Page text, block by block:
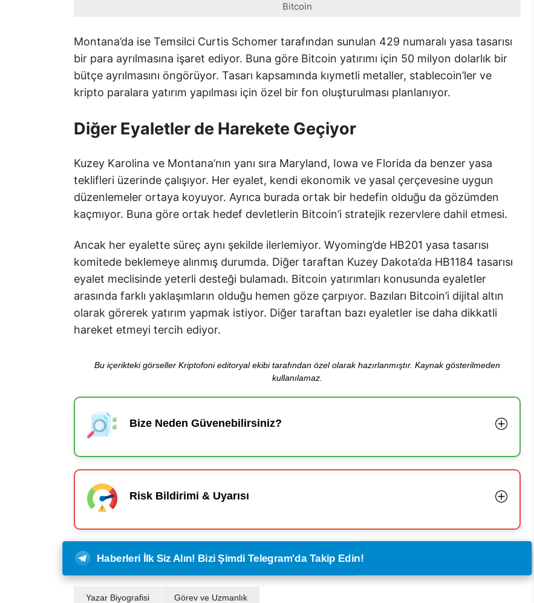
Bitcoin
Montana’da ise Temsilci Curtis Schomer tarafından sunulan 429 numaralı yasa tasarısı
bir para ayrılmasına işaret ediyor. Buna göre Bitcoin yatırımı için 50 milyon dolarlık bir
bütçe ayrılmasını öngörüyor. Tasarı kapsamında kıymetli metaller, stablecoin’ler ve
kripto paralara yatırım yapılması için özel bir fon oluşturulması planlanıyor.
Diğer Eyaletler de Harekete Geçiyor
Kuzey Karolina ve Montana’nın yanı sıra Maryland, Iowa ve Florida da benzer yasa
teklifleri üzerinde çalışıyor. Her eyalet, kendi ekonomik ve yasal çerçevesine uygun
düzenlemeler ortaya koyuyor. Ayrıca burada ortak bir hedefin olduğu da gözümden
kaçmıyor. Buna göre ortak hedef devletlerin Bitcoin’i stratejik rezervlere dahil etmesi.
Ancak her eyalette süreç aynı şekilde ilerlemiyor. Wyoming’de HB201 yasa tasarısı
komitede beklemeye alınmış durumda. Diğer taraftan Kuzey Dakota’da HB1184 tasarısı
eyalet meclisinde yeterli desteği bulamadı. Bitcoin yatırımları konusunda eyaletler
arasında farklı yaklaşımların olduğu hemen göze çarpıyor. Bazıları Bitcoin’i dijital altın
olarak görerek yatırım yapmak istiyor. Diğer taraftan bazı eyaletler ise daha dikkatli
hareket etmeyi tercih ediyor.
Bu içerikteki görseller Kriptofoni editoryal ekibi tarafından özel olarak hazırlanmıştır. Kaynak gösterilmeden
kullanılamaz.
Bize Neden Güvenebilirsiniz?
Risk Bildirimi & Uyarısı
Haberleri İlk Siz Alın! Bizi Şimdi Telegram'da Takip Edin!
Yazar Biyografisi Görev ve Uzmanlık